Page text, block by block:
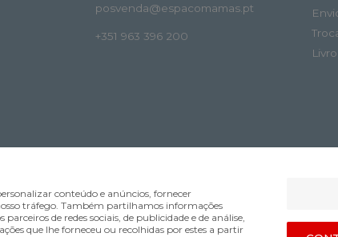
posvenda@espacomamas.pt
+351 963 396 200
conteúdo e anúncios, fornecer
tráfego. Também partilhamos informações
de redes sociais, de publicidade e de análise,
que lhe forneceu ou recolhidas por estes a partir